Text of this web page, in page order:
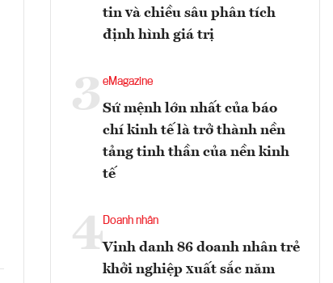
tin và chiều sâu phân tích
định hình giá trị
3 eMagazine
Sứ mệnh lớn nhất của báo
chí kinh tế là trở thành nền
tảng tinh thần của nền kinh
tế
4Doanh nhân
Vinh danh 86 doanh nhân trẻ
khởi nghiệp xuất sắc năm